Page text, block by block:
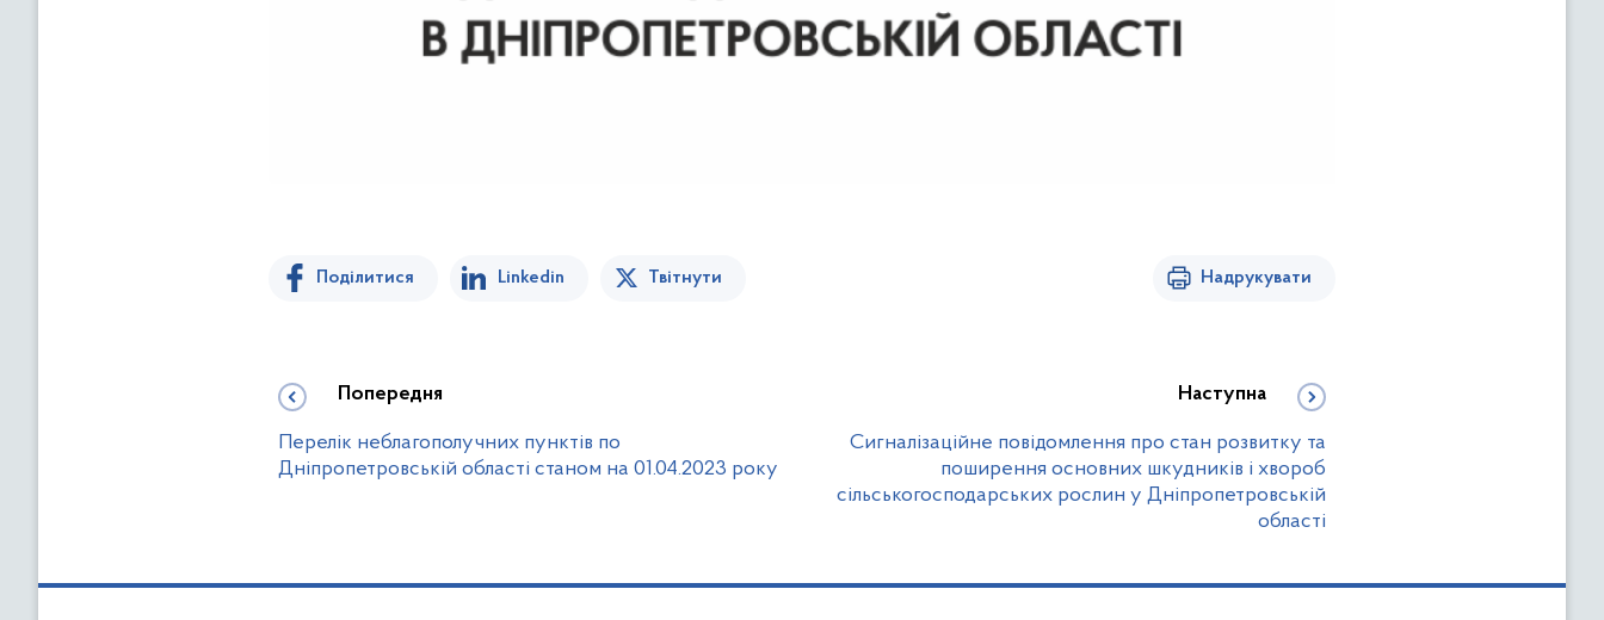
Поділитися Linkedin Твітнути Надрукувати
Попередня
Перелік неблагополучних пунктів по
Дніпропетровській області станом на 01.04.2023 року
Наступна
Сигналізаційне повідомлення про стан розвитку та
поширення основних шкудників і хвороб
сільськогосподарських рослин у Дніпропетровській
області